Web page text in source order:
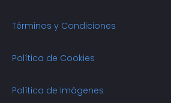
Términos y Condiciones
Política de Cookies
Política de Imágenes